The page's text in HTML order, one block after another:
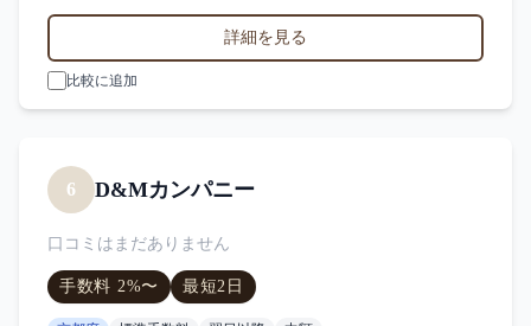
料・入金スピード・対応業種など豊通オールライフの特徴
詳細を見る
比較に追加
6 D&Mカンパニー
口コミはまだありません
手数料 2%〜 最短2日